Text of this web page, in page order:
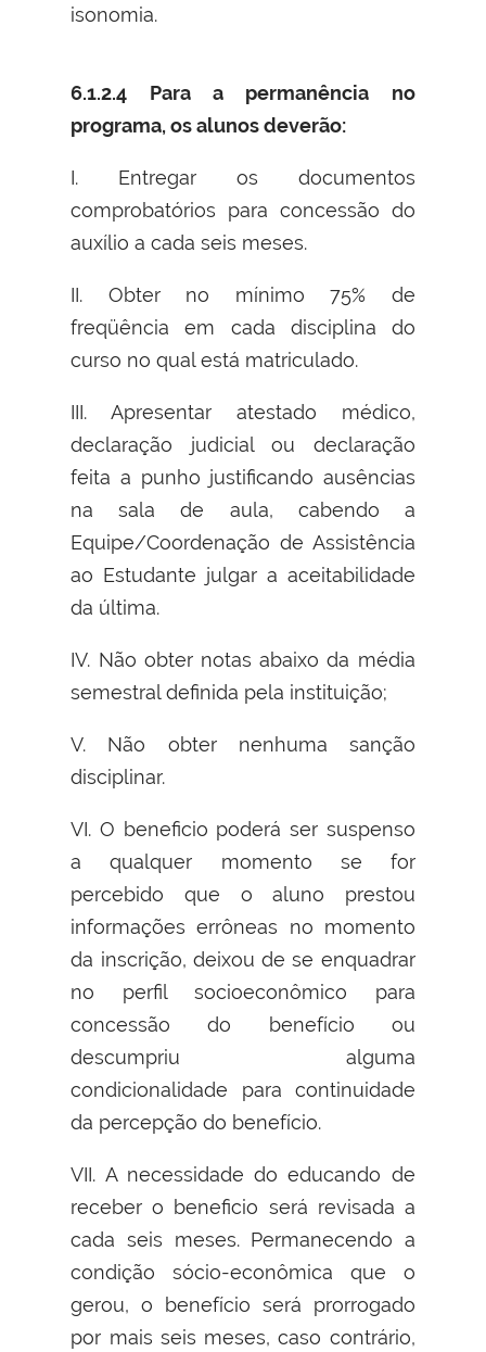
isonomia.
6.1.2.4 Para a permanência no
programa, os alunos deverão:
I. Entregar os documentos
comprobatórios para concessão do
auxílio a cada seis meses.
II. Obter no mínimo 75% de
freqüência em cada disciplina do
curso no qual está matriculado.
III. Apresentar atestado médico,
declaração judicial ou declaração
feita a punho justificando ausências
na sala de aula, cabendo a
Equipe/Coordenação de Assistência
ao Estudante julgar a aceitabilidade
da última.
IV. Não obter notas abaixo da média
semestral definida pela instituição;
V. Não obter nenhuma sanção
disciplinar.
VI. O beneficio poderá ser suspenso
a qualquer momento se for
percebido que o aluno prestou
informações errôneas no momento
da inscrição, deixou de se enquadrar
no perfil socioeconômico para
concessão do benefício ou
descumpriu alguma
condicionalidade para continuidade
da percepção do benefício.
VII. A necessidade do educando de
receber o beneficio será revisada a
cada seis meses. Permanecendo a
condição sócio-econômica que o
gerou, o benefício será prorrogado
por mais seis meses, caso contrário,